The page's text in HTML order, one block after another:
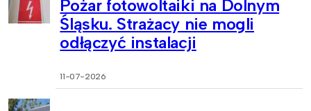
Pożar fotowoltaiki na Dolnym
Śląsku. Strażacy nie mogli
odłączyć instalacji
11-07-2026